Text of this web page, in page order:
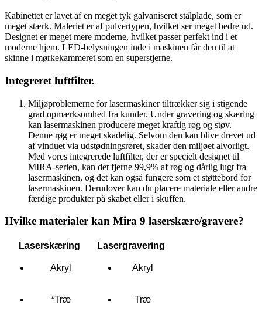
Kabinettet er lavet af en meget tyk galvaniseret stålplade, som er
meget stærk. Maleriet er af pulvertypen, hvilket ser meget bedre ud.
Designet er meget mere moderne, hvilket passer perfekt ind i et
moderne hjem. LED-belysningen inde i maskinen får den til at
skinne i mørkekammeret som en superstjerne.
Integreret luftfilter.
Miljøproblemerne for lasermaskiner tiltrækker sig i stigende
grad opmærksomhed fra kunder. Under gravering og skæring
kan lasermaskinen producere meget kraftig røg og støv.
Denne røg er meget skadelig. Selvom den kan blive drevet ud
af vinduet via udstødningsrøret, skader den miljøet alvorligt.
Med vores integrerede luftfilter, der er specielt designet til
MIRA-serien, kan det fjerne 99,9% af røg og dårlig lugt fra
lasermaskinen, og det kan også fungere som et støttebord for
lasermaskinen. Derudover kan du placere materiale eller andre
færdige produkter på skabet eller i skuffen.
Hvilke materialer kan Mira 9 laserskære/gravere?
Laserskæring Lasergravering
Akryl Akryl
*Træ Træ